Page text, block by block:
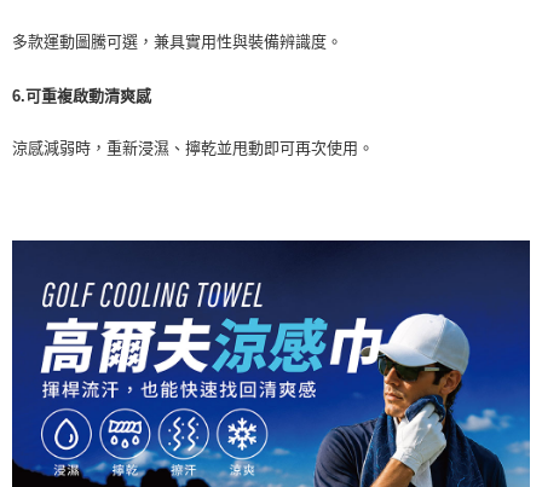
多款運動圖騰可選，兼具實用性與裝備辨識度。
6.可重複啟動清爽感
涼感減弱時，重新浸濕、擰乾並甩動即可再次使用。